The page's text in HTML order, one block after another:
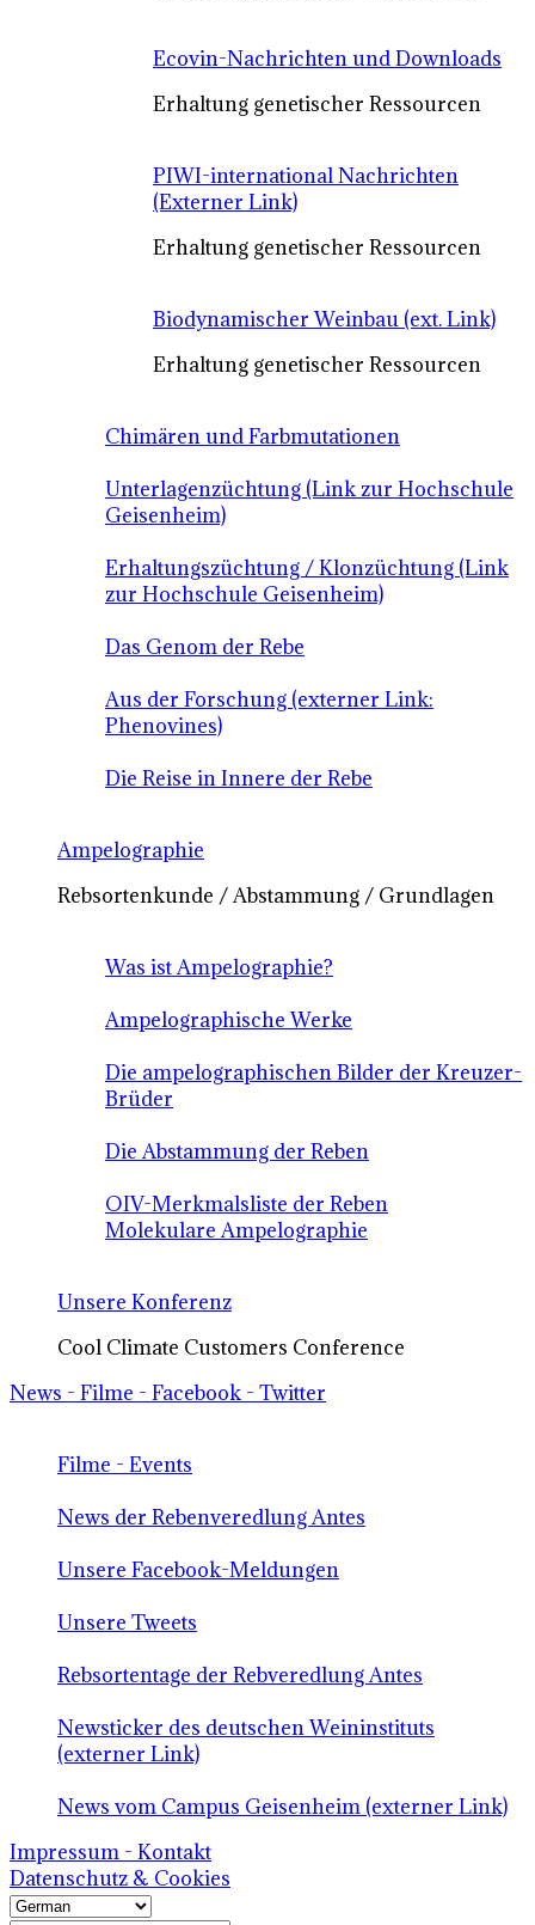
Ecovin-Nachrichten und Downloads
Erhaltung genetischer Ressourcen
PIWI-international Nachrichten
(Externer Link)
Erhaltung genetischer Ressourcen
Biodynamischer Weinbau (ext. Link)
Erhaltung genetischer Ressourcen
Chimären und Farbmutationen
Unterlagenzüchtung (Link zur Hochschule
Geisenheim)
Erhaltungszüchtung / Klonzüchtung (Link
zur Hochschule Geisenheim)
Das Genom der Rebe
Aus der Forschung (externer Link:
Phenovines)
Die Reise in Innere der Rebe
Ampelographie
Rebsortenkunde / Abstammung / Grundlagen
Was ist Ampelographie?
Ampelographische Werke
Die ampelographischen Bilder der Kreuzer-
Brüder
Die Abstammung der Reben
OIV-Merkmalsliste der Reben
Molekulare Ampelographie
Unsere Konferenz
Cool Climate Customers Conference
News - Filme - Facebook - Twitter
Filme - Events
News der Rebenveredlung Antes
Unsere Facebook-Meldungen
Unsere Tweets
Rebsortentage der Rebveredlung Antes
Newsticker des deutschen Weininstituts
(externer Link)
News vom Campus Geisenheim (externer Link)
Impressum - Kontakt
Datenschutz & Cookies